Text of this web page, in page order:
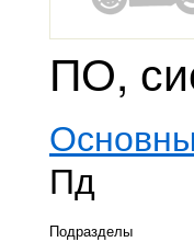
ПО,
Пд
Подразделы